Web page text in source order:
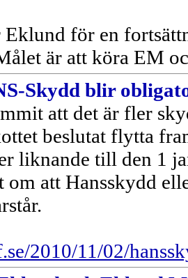
Eklund för en
är att köra EM
Skydd blir
att det är fler
beslutat flytta
liknande till den 1
om att Hansskydd
2010/11/02/